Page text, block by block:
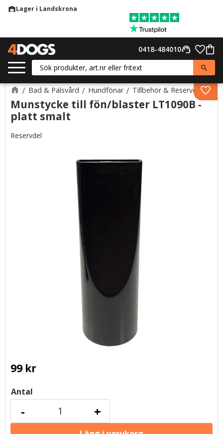
warehouseLager i Landskrona
support_agent
0418-484010
Bad & Pälsvård Hundfönar Tillbehör & Reservdelar
Munstycke till fön/blaster LT1090B -
platt smalt
Reservdel
99kr
Antal
+
-